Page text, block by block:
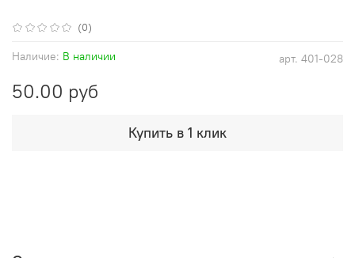
(0)
арт. 401-028
Наличие: В наличии
50.00 руб
Купить в 1 клик